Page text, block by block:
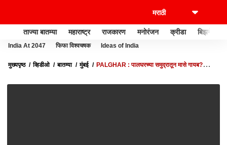
ताज्या बातम्या महाराष्ट्र राजकारण मनोरंजन क्रीडा बिझनेस
India At 2047 फिफा विश्वचषक Ideas of India
मुख्यपृष्ठ व्हिडीओ बातम्या मुंबई
PALGHAR : पालघरच्या समुद्रातून मासे गायब?